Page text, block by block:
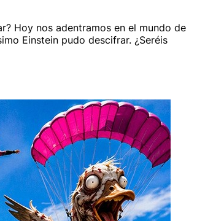
Hoy nos adentramos en el mundo de
Einstein pudo descifrar. ¿Seréis